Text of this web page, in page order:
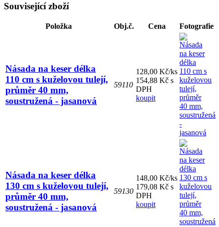
Související zboží
Položka Obj.č. Cena Fotografie
Násada na keser délka
110 cm s kuželovou tulejí,
průměr 40 mm,
soustružená - jasanová
59110
128,00 Kč/ks
154,88 Kč s
DPH
koupit
Násada na keser délka
130 cm s kuželovou tulejí,
průměr 40 mm,
soustružená - jasanová
59130
148,00 Kč/ks
179,08 Kč s
DPH
koupit